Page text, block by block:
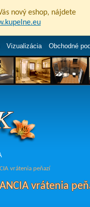
nový eshop, nájdete
Vizualizácia Obchodné
vrátenia peňazí
vrátenia